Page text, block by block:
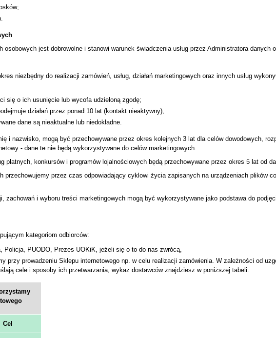
osobowych jest dobrowolne i stanowi warunek świadczenia usług przez Administratora danych
niezbędny do realizacji zamówień, usług, działań marketingowych oraz innych usług
się o ich usunięcie lub wycofa udzieloną zgodę;
działań przez ponad 10 lat (kontakt nieaktywny);
dane są nieaktualne lub niedokładne.
i nazwisko, mogą być przechowywane przez okres kolejnych 3 lat dla celów dowodowych,
- dane te nie będą wykorzystywane do celów marketingowych.
płatnych, konkursów i programów lojalnościowych będą przechowywane przez okres 5 lat od
przechowujemy przez czas odpowiadający cyklowi życia zapisanych na urządzeniach plików
zachowań i wyboru treści marketingowych mogą być wykorzystywane jako podstawa do
kategoriom odbiorców:
Policja, PUODO, Prezes UOKiK, jeżeli się o to do nas zwrócą,
przy prowadzeniu Sklepu internetowego np. w celu realizacji zamówienia. W zależności od
cele i sposoby ich przetwarzania, wykaz dostawców znajdziesz w poniższej tabeli:
Cel